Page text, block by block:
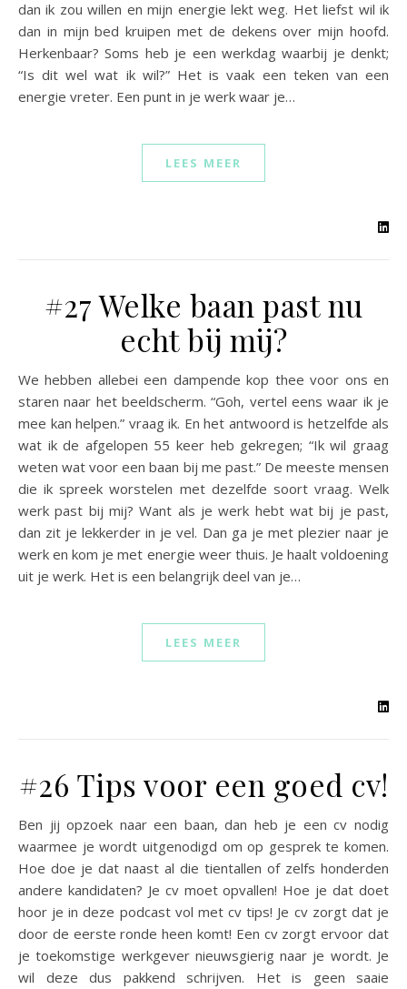
dan ik zou willen en mijn energie lekt weg. Het liefst wil ik
dan in mijn bed kruipen met de dekens over mijn hoofd.
Herkenbaar? Soms heb je een werkdag waarbij je denkt;
“Is dit wel wat ik wil?” Het is vaak een teken van een
energie vreter. Een punt in je werk waar je…
LEES MEER
#27 Welke baan past nu
echt bij mij?
We hebben allebei een dampende kop thee voor ons en
staren naar het beeldscherm. “Goh, vertel eens waar ik je
mee kan helpen.” vraag ik. En het antwoord is hetzelfde als
wat ik de afgelopen 55 keer heb gekregen; “Ik wil graag
weten wat voor een baan bij me past.” De meeste mensen
die ik spreek worstelen met dezelfde soort vraag. Welk
werk past bij mij? Want als je werk hebt wat bij je past,
dan zit je lekkerder in je vel. Dan ga je met plezier naar je
werk en kom je met energie weer thuis. Je haalt voldoening
uit je werk. Het is een belangrijk deel van je…
LEES MEER
#26 Tips voor een goed cv!
Ben jij opzoek naar een baan, dan heb je een cv nodig
waarmee je wordt uitgenodigd om op gesprek te komen.
Hoe doe je dat naast al die tientallen of zelfs honderden
andere kandidaten? Je cv moet opvallen! Hoe je dat doet
hoor je in deze podcast vol met cv tips! Je cv zorgt dat je
door de eerste ronde heen komt! Een cv zorgt ervoor dat
je toekomstige werkgever nieuwsgierig naar je wordt. Je
wil deze dus pakkend schrijven. Het is geen saaie